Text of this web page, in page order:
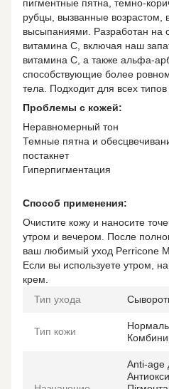
пигментные пятна, темно-
рубцы, вызванные возрастом,
высыпаниями. Разработан на
витамина С, включая наш
витамина С, а также альфа-
способствующие более
тела. Подходит для всех типов
Проблемы с кожей:
Неравномерный тон
Темные пятна и
постакнет
Гиперпигментация
Способ применения:
Очистите кожу и наносите
утром и вечером. После
ваш любимый уход Perricone
Если вы используете утром,
крем.
Тип ухода
Тип кожи
Anti-age